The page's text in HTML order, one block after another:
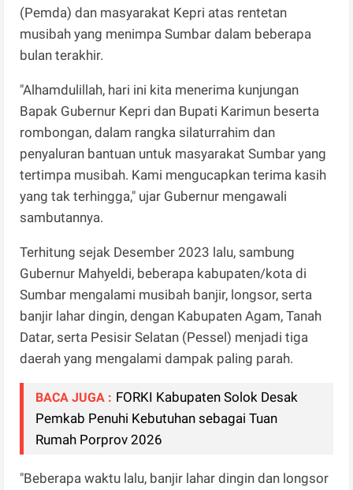
(Pemda) dan masyarakat Kepri atas rentetan
musibah yang menimpa Sumbar dalam beberapa
bulan terakhir.
"Alhamdulillah, hari ini kita menerima kunjungan
Bapak Gubernur Kepri dan Bupati Karimun beserta
rombongan, dalam rangka silaturrahim dan
penyaluran bantuan untuk masyarakat Sumbar yang
tertimpa musibah. Kami mengucapkan terima kasih
yang tak terhingga," ujar Gubernur mengawali
sambutannya.
Terhitung sejak Desember 2023 lalu, sambung
Gubernur Mahyeldi, beberapa kabupaten/kota di
Sumbar mengalami musibah banjir, longsor, serta
banjir lahar dingin, dengan Kabupaten Agam, Tanah
Datar, serta Pesisir Selatan (Pessel) menjadi tiga
daerah yang mengalami dampak paling parah.
BACA JUGA : FORKI Kabupaten Solok Desak
Pemkab Penuhi Kebutuhan sebagai Tuan
Rumah Porprov 2026
"Beberapa waktu lalu, banjir lahar dingin dan longsor